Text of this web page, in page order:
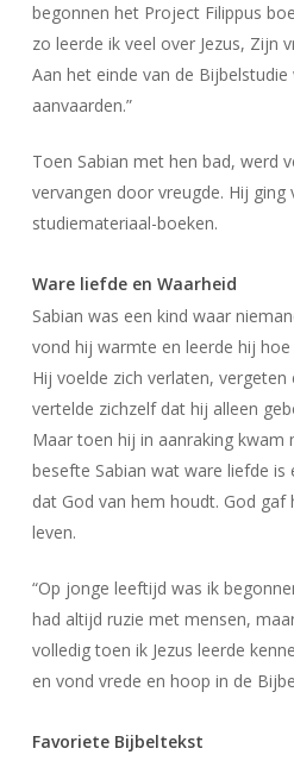
begonnen het Project Filippus
zo leerde ik veel over Jezus, Zijn
Aan het einde van de
aanvaarden.”
Toen Sabian met hen bad, werd
vervangen door vreugde. Hij ging
studiemateriaal-boeken.
Ware liefde en Waarheid
Sabian was een kind waar
vond hij warmte en leerde hij
Hij voelde zich verlaten,
vertelde zichzelf dat hij alleen
Maar toen hij in aanraking kwam
besefte Sabian wat ware liefde is
dat God van hem houdt. God gaf
leven.
“Op jonge leeftijd was ik
had altijd ruzie met mensen,
volledig toen ik Jezus leerde
en vond vrede en hoop in de
Favoriete Bijbeltekst